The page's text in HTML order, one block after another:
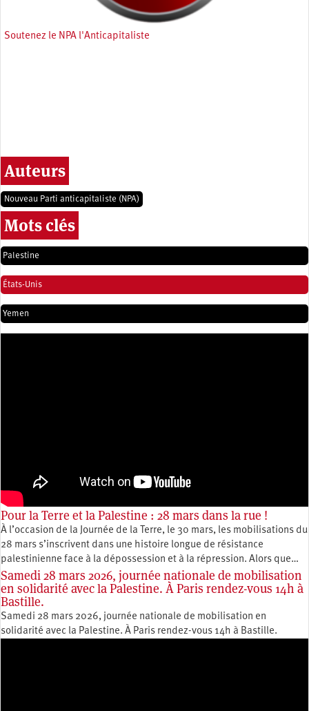
Soutenez le NPA l'Anticapitaliste
Auteurs
Nouveau Parti anticapitaliste (NPA)
Mots clés
Palestine
États-Unis
Yemen
Pour la Terre et la Palestine : 28 mars dans la rue !
À l’occasion de la Journée de la Terre, le 30 mars, les mobilisations du
28 mars s’inscrivent dans une histoire longue de résistance
palestinienne face à la dépossession et à la répression. Alors que…
Samedi 28 mars 2026, journée nationale de mobilisation
en solidarité avec la Palestine. À Paris rendez-vous 14h à
Bastille.
Samedi 28 mars 2026, journée nationale de mobilisation en
solidarité avec la Palestine. À Paris rendez-vous 14h à Bastille.